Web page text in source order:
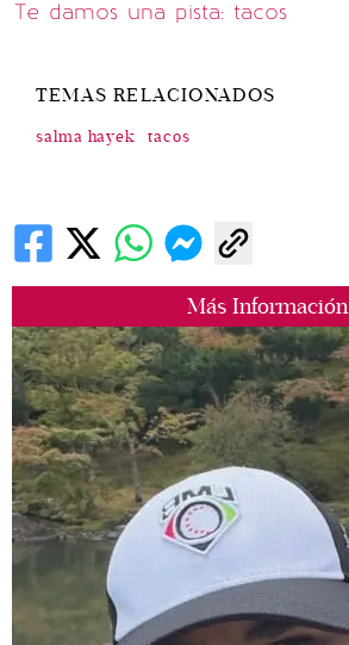
Más Información
Te damos una pista: tacos
TEMAS RELACIONADOS
salma hayek tacos